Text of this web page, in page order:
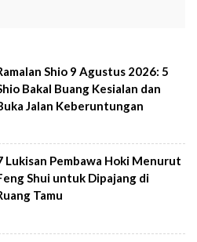
Shio 9 Agustus 2026: 5
Bakal Buang Kesialan dan
Jalan Keberuntungan
Lukisan Pembawa Hoki Menurut
Shui untuk Dipajang di
Tamu